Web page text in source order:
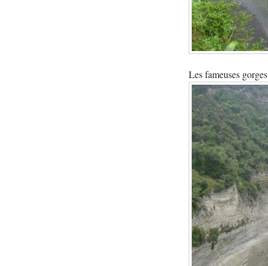
Les fameuses gorges